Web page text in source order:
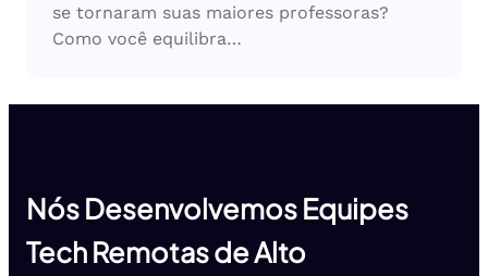
se tornaram suas maiores professoras?
Como você equilibra…
Nós Desenvolvemos Equipes
Tech Remotas de Alto